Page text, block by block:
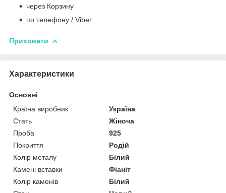
через Корзину
по телефону / Viber
Приховати
Характеристики
Основні
Країна виробник
Україна
Стать
Жіноча
Проба
925
Покриття
Родій
Колір металу
Білий
Камені вставки
Фіаніт
Колір каменів
Білий